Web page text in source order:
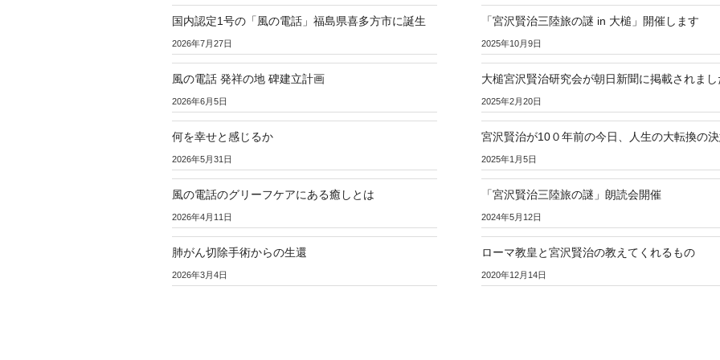
国内認定1号の「風の電話」福島県喜多方市に誕生
2026年7月27日
風の電話 発祥の地 碑建立計画
2026年6月5日
何を幸せと感じるか
2026年5月31日
風の電話のグリーフケアにある癒しとは
2026年4月11日
肺がん切除手術からの生還
2026年3月4日
「宮沢賢治三陸旅の謎 in 大槌」開催します
2025年10月9日
大槌宮沢賢治研究会が朝日新聞に掲載されまし
2025年2月20日
宮沢賢治が10０年前の今日、人生の大転換の
2025年1月5日
「宮沢賢治三陸旅の謎」朗読会開催
2024年5月12日
ローマ教皇と宮沢賢治の教えてくれるもの
2020年12月14日